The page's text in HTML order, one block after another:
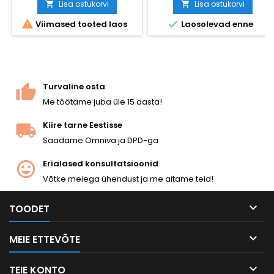
 Lisa ostukorvi
 Viimased tooted laos
autentsed märgistused.
Töötab ideaalselt ka talvel.
 Lisa ostukorvi
 Laosolevad enne
Turvaline osta
Me töötame juba üle 15 aasta!
Kiire tarne Eestisse
Saadame Omniva ja DPD-ga
Erialased konsultatsioonid
Võtke meiega ühendust ja me aitame teid!
TOODET 
MEIE ETTEVÕTE 
TEIE KONTO 